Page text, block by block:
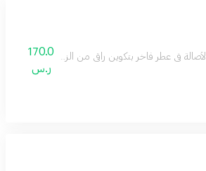
الأصالة في عطر فاخر بتكوين راقي من الزعفران والمسك
170.0
ر.س